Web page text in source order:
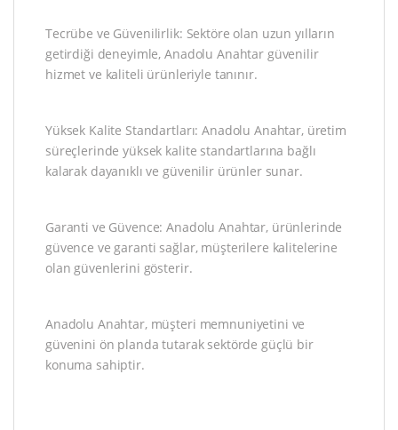
Tecrübe ve Güvenilirlik: Sektöre olan uzun yılların
getirdiği deneyimle, Anadolu Anahtar güvenilir
hizmet ve kaliteli ürünleriyle tanınır.
Yüksek Kalite Standartları: Anadolu Anahtar, üretim
süreçlerinde yüksek kalite standartlarına bağlı
kalarak dayanıklı ve güvenilir ürünler sunar.
Garanti ve Güvence: Anadolu Anahtar, ürünlerinde
güvence ve garanti sağlar, müşterilere kalitelerine
olan güvenlerini gösterir.
Anadolu Anahtar, müşteri memnuniyetini ve
güvenini ön planda tutarak sektörde güçlü bir
konuma sahiptir.